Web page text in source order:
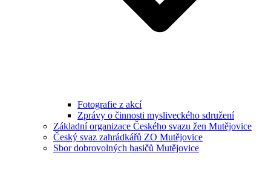
Fotografie z akcí
Zprávy o činnosti mysliveckého sdružení
Základní organizace Českého svazu žen Mutějovice
Český svaz zahrádkářů ZO Mutějovice
Sbor dobrovolných hasičů Mutějovice